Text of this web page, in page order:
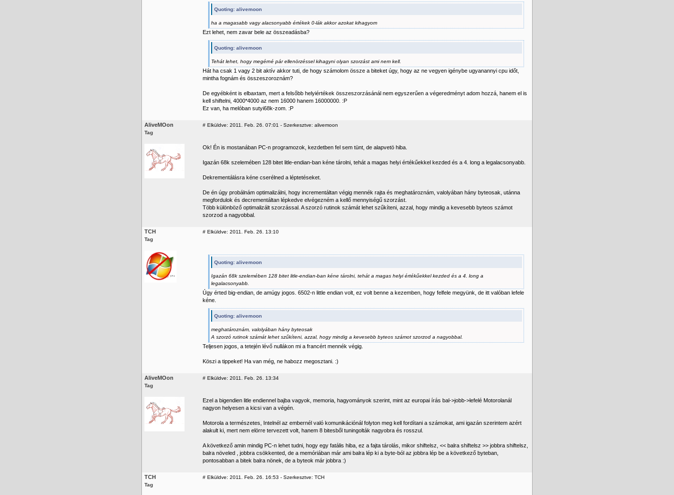
Quoting: alivemoon
ha a magasabb vagy alacsonyabb értékek 0-lák akkor azokat kihagyom
Ezt lehet, nem zavar bele az összeadásba?
Quoting: alivemoon
Tehát lehet, hogy megérné pár ellenörzéssel kihagyni olyan szorzást ami nem kell.
Hát ha csak 1 vagy 2 bit aktív akkor tuti, de hogy számolom össze a biteket úgy, hogy az ne vegyen igénybe ugyanannyi cpu időt,
mintha fognám és összeszoroznám?
De egyébként is elbaxtam, mert a felsőbb helyiértékek összeszorzásánál nem egyszerűen a végeredményt adom hozzá, hanem el is
kell shiftelni, 4000*4000 az nem 16000 hanem 16000000. :P
Ez van, ha melóban sutyi68k-zom. :P
AliveMOon
Tag
# Elküldve: 2011. Feb. 26. 07:01 - Szerkesztve: alivemoon
Ok! Én is mostanában PC-n programozok, kezdetben fel sem tünt, de alapvetö hiba.
Igazán 68k szelemében 128 bitet litle-endian-ban kéne tárolni, tehát a magas helyi értékűekkel kezded és a 4. long a legalacsonyabb.
Dekrementálásra kéne cserélned a léptetéseket.
De én úgy probálnám optimalizálni, hogy incrementáltan végig mennék rajta és meghatároznám, valolyában hány byteosak, utánna
megfordulok és decrementáltan lépkedve elvégezném a kellő mennyiségű szorzást.
Több különböző optimalizált szorzással. A szorzó rutinok számát lehet szűkíteni, azzal, hogy mindig a kevesebb byteos számot
szorzod a nagyobbal.
TCH
Tag
# Elküldve: 2011. Feb. 26. 13:10
Quoting: alivemoon
Igazán 68k szelemében 128 bitet litle-endian-ban kéne tárolni, tehát a magas helyi értékűekkel kezded és a 4. long a
legalacsonyabb.
Úgy érted big-endian, de amúgy jogos. 6502-n little endian volt, ez volt benne a kezemben, hogy felfele megyünk, de itt valóban lefele
kéne.
Quoting: alivemoon
meghatároznám, valolyában hány byteosak
A szorzó rutinok számát lehet szűkíteni, azzal, hogy mindig a kevesebb byteos számot szorzod a nagyobbal.
Teljesen jogos, a tetején lévő nullákon mi a francért mennék végig.
Köszi a tippeket! Ha van még, ne habozz megosztani. :)
AliveMOon
Tag
# Elküldve: 2011. Feb. 26. 13:34
Ezel a bigendien litle endiennel bajba vagyok, memoria, hagyományok szerint, mint az europai írás bal->jobb->lefelé Motorolanál
nagyon helyesen a kicsi van a végén.
Motorola a természetes, Intelnél az embernél való komunikációnál folyton meg kell fordítani a számokat, ami igazán szerintem azért
alakult ki, mert nem elörre tervezett volt, hanem 8 bitesből tuningolták nagyobra és rosszul.
A következő amin mindig PC-n lehet tudni, hogy egy fatális hiba, ez a fajta tárolás, mikor shiftelsz, << balra shiftelsz >> jobbra shiftelsz,
balra növeled , jobbra csökkented, de a memóriában már ami balra lép ki a byte-ból az jobbra lép be a következő byteban,
pontosabban a bitek balra nönek, de a byteok már jobbra :)
TCH
Tag
# Elküldve: 2011. Feb. 26. 16:53 - Szerkesztve: TCH